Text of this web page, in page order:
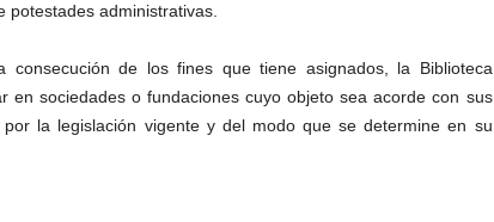
potestades administrativas.
consecución de los fines que tiene asignados, la Biblioteca
en sociedades o fundaciones cuyo objeto sea acorde con sus
la legislación vigente y del modo que se determine en su